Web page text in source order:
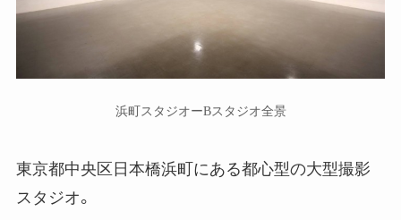
浜町スタジオーBスタジオ全景
東京都中央区日本橋浜町にある都心型の大型撮影
スタジオ。